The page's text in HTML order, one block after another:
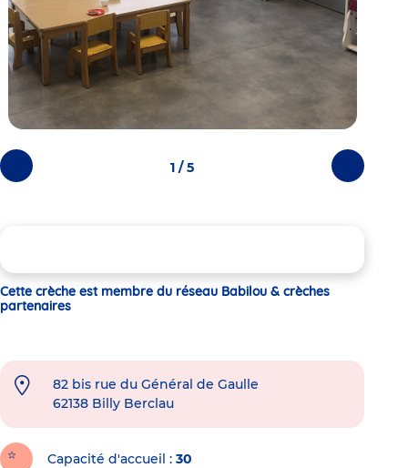
Photos
précédentes
Photos
suivantes
1 / 5
Cette crèche est membre du réseau Babilou & crèches
partenaires
82 bis rue du Général de Gaulle
62138 Billy Berclau
Capacité d'accueil 30